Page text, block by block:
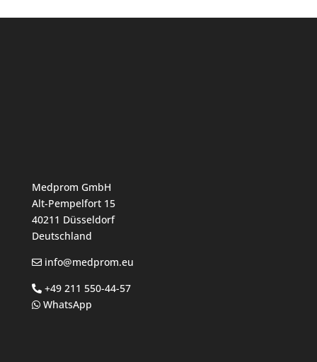
Medprom GmbH
Alt-Pempelfort 15
40211 Düsseldorf
Deutschland
info@medprom.eu
+49 211 550-44-57
WhatsApp